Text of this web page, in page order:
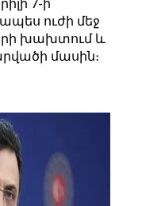
ուժի մեջ
խախտում և
մասին։